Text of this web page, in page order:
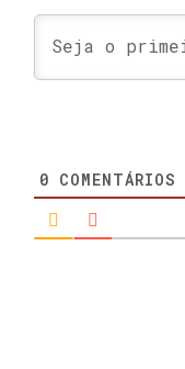
0 COMENTÁRIOS